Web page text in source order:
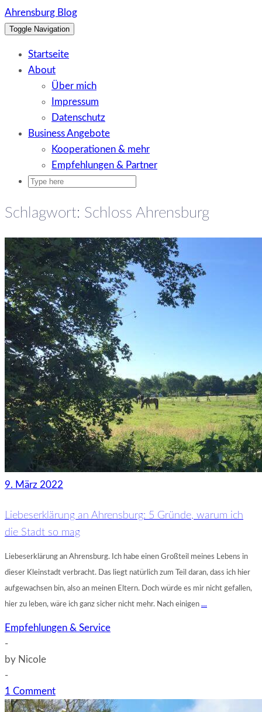
Skip
to
Ahrensburg Blog
Toggle Navigation
Startseite
About
Über mich
Impressum
Datenschutz
Business Angebote
Kooperationen & mehr
Empfehlungen & Partner
Schlagwort: Schloss Ahrensburg
9. März 2022
Liebeserklärung an Ahrensburg: 5 Gründe, warum ich
die Stadt so mag
Liebeserklärung an Ahrensburg. Ich habe einen Großteil meines Lebens in
dieser Kleinstadt verbracht. Das liegt natürlich zum Teil daran, dass ich hier
aufgewachsen bin, also an meinen Eltern. Doch würde es mir nicht gefallen,
hier zu leben, wäre ich ganz sicher nicht mehr. Nach einigen …
Empfehlungen & Service
-
by Nicole
-
1 Comment